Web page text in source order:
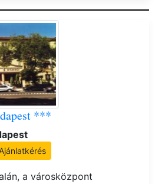
***
a városközpont